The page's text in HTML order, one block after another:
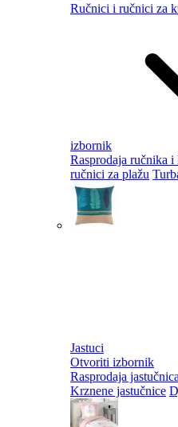
Ručnici i ručnici za
izbornik
Rasprodaja ručnika
ručnici za plažu
Jastuci
Otvoriti izbornik
Rasprodaja jastučnica
Krznene jastučnice